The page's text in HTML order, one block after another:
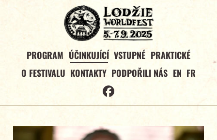
PROGRAM ÚČINKUJÍCÍ VSTUPNÉ PRAKTICKÉ
O FESTIVALU KONTAKTY PODPOŘILI NÁS EN FR